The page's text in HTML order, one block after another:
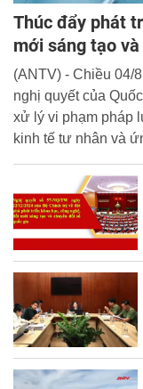
Thúc đẩy phát
mới sáng tạo
(ANTV) - Chiều 04/
nghị quyết của
xử lý vi phạm pháp
kinh tế tư nhân và